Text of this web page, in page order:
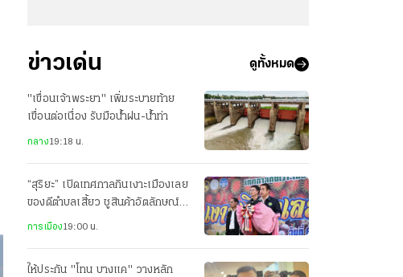
ข่าวเด่น ดูทั้งหมด
"เขื่อนเจ้าพระยา" เพิ่มระบายท้าย
เขื่อนต่อเนื่อง รับมือน้ำฝน-น้ำท่า
กลาง19:18 น.
“สุริยะ” เปิดเทศกาลกินเงาะเมืองเลย
ของดีตำบลเสี้ยว ชูสินค้าอัตลักษณ์
ท้องถิ่น
การเมือง19:00 น.
ให้ประกัน "โทน บางแค" วางหลัก